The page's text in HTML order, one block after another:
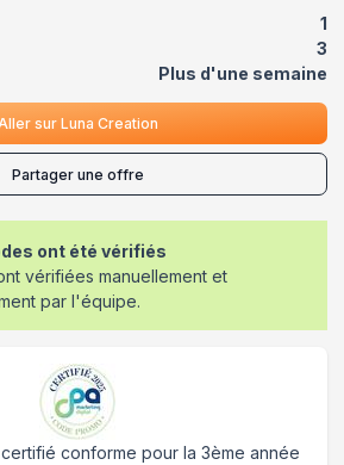
1
3
Plus d'une semaine
sur Luna Creation
Partager une offre
ont été vérifiés
vérifiées manuellement et
par l'équipe.
conforme pour la 3ème année